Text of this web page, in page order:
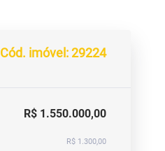
Cód. imóvel: 29224
R$ 1.550.000,00
R$ 1.300,00